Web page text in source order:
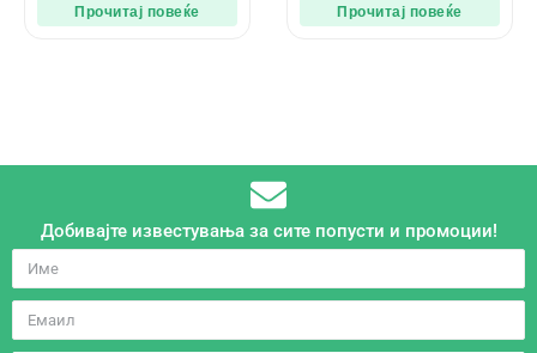
Прочитај повеќе Прочитај повеќе
Добивајте известувања за сите попусти и промоции!